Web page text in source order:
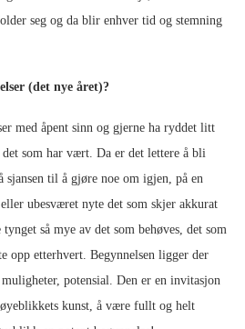
seg og da blir enhver tid og stemning
(det nye året)?
med åpent sinn og gjerne ha ryddet litt
som har vært. Da er det lettere å bli
til å gjøre noe om igjen, på en
ubesværet nyte det som skjer akkurat
så mye av det som behøves, det som
opp etterhvert. Begynnelsen ligger der
potensial. Den er en invitasjon
kunst, å være fullt og helt